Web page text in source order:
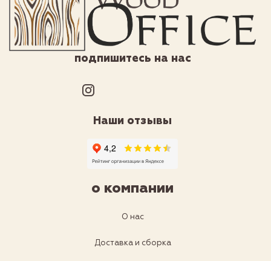
подпишитесь на нас
Наши отзывы
о компании
О нас
Доставка и сборка